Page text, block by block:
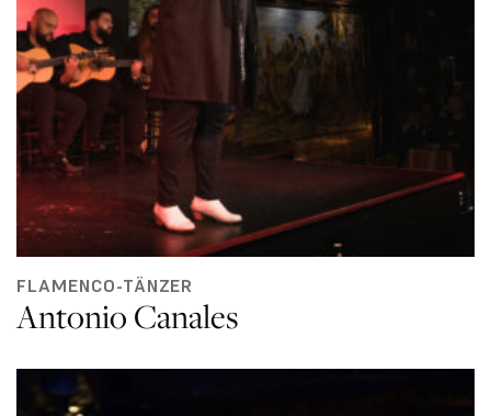
FLAMENCO-TÄNZER
Antonio Canales